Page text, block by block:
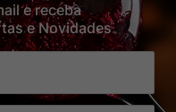
e receba
e Novidades